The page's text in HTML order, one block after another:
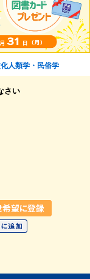
人類学・民俗学
さい